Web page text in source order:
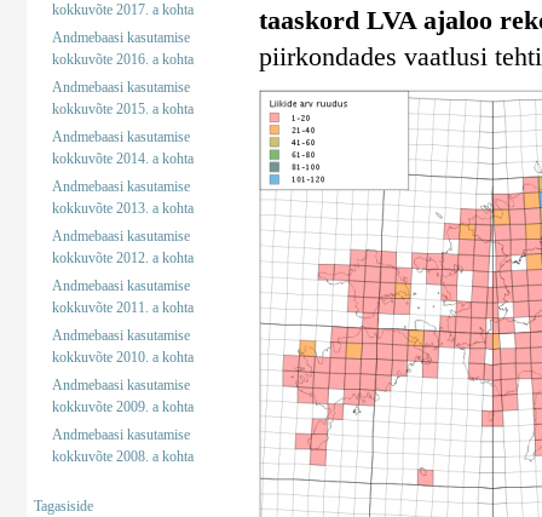
kokkuvõte 2017. a kohta
Andmebaasi kasutamise
kokkuvõte 2016. a kohta
Andmebaasi kasutamise
kokkuvõte 2015. a kohta
Andmebaasi kasutamise
kokkuvõte 2014. a kohta
Andmebaasi kasutamise
kokkuvõte 2013. a kohta
Andmebaasi kasutamise
kokkuvõte 2012. a kohta
Andmebaasi kasutamise
kokkuvõte 2011. a kohta
Andmebaasi kasutamise
kokkuvõte 2010. a kohta
Andmebaasi kasutamise
kokkuvõte 2009. a kohta
Andmebaasi kasutamise
kokkuvõte 2008. a kohta
Tagasiside
taaskord LVA ajaloo
piirkondades vaatlusi